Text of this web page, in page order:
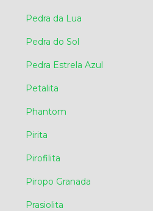
Pedra da Lua
Pedra do Sol
Pedra Estrela Azul
Petalita
Phantom
Pirita
Pirofilita
Piropo Granada
Prasiolita